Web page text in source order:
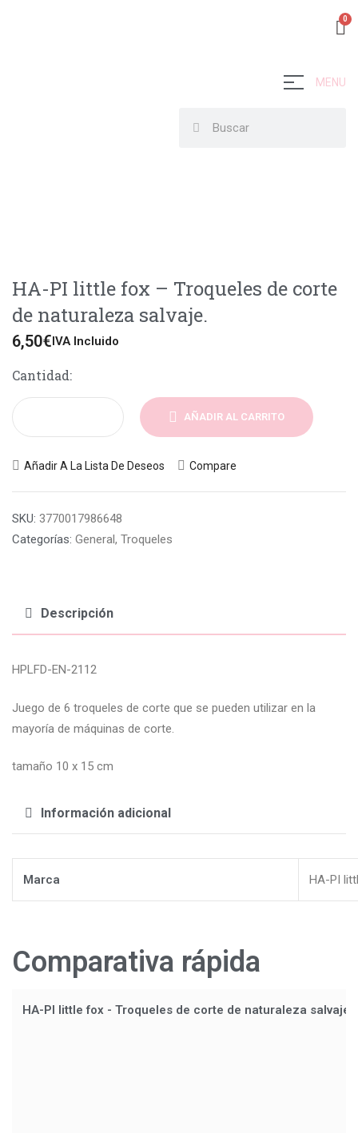
MENU
HA-PI little fox – Troqueles de corte
de naturaleza salvaje.
6,50€IVA Incluido
Cantidad:
AÑADIR AL CARRITO
Añadir A La Lista De Deseos Compare
SKU: 3770017986648
Categorías: General, Troqueles
Descripción
HPLFD-EN-2112
Juego de 6 troqueles de corte que se pueden utilizar en la
mayoría de máquinas de corte.
tamaño 10 x 15 cm
Información adicional
Marca HA-PI
Comparativa rápida
HA-PI little fox - Troqueles de corte de naturaleza salvaje.